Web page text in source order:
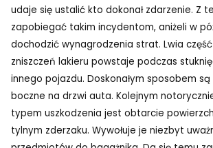
udaje się ustalić kto dokonał zdarzenie. Z
zapobiegać takim incydentom, aniżeli w
dochodzić wynagrodzenia strat. Lwia
zniszczeń lakieru powstaje podczas
innego pojazdu. Doskonałym sposobem
boczne na drzwi auta. Kolejnym
typem uszkodzenia jest obtarcie
tylnym zderzaku. Wywołuje je niezbyt